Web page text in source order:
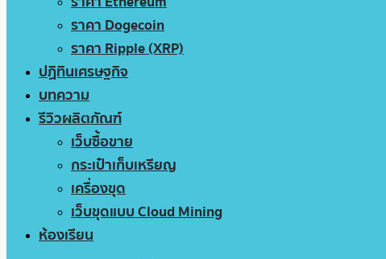
ราคา Dogecoin
ราคา Ripple (XRP)
ปฏิทินเศรษฐกิจ
บทความ
รีวิวผลิตภัณฑ์
เว็บซื้อขาย
กระเป๋าเก็บเหรียญ
เครื่องขุด
เว็บขุดแบบ Cloud Mining
ห้องเรียน